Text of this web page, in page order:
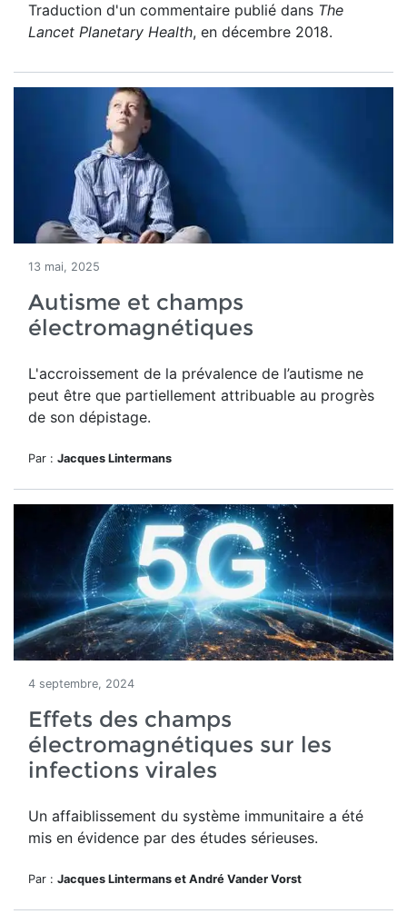
Traduction d'un commentaire publié dans The
Lancet Planetary Health, en décembre 2018.
13 mai, 2025
Autisme et champs
électromagnétiques
L'accroissement de la prévalence de l’autisme ne
peut être que partiellement attribuable au progrès
de son dépistage.
Par : Jacques Lintermans
4 septembre, 2024
Effets des champs
électromagnétiques sur les
infections virales
Un affaiblissement du système immunitaire a été
mis en évidence par des études sérieuses.
Par : Jacques Lintermans et André Vander Vorst